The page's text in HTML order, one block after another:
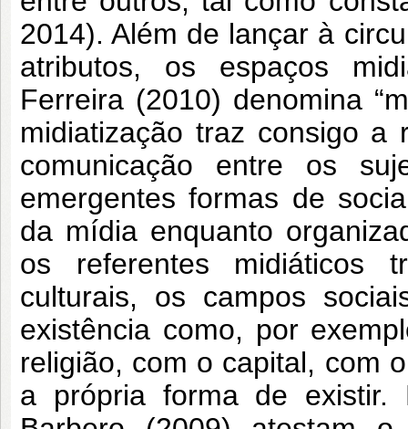
2014). Além de lançar à
atributos, os espaços
Ferreira (2010) denomina
midiatização traz consigo a
comunicação entre os
emergentes formas de
da mídia enquanto
os referentes midiáticos
culturais, os campos
existência como, por
religião, com o capital, com
a própria forma de existir.